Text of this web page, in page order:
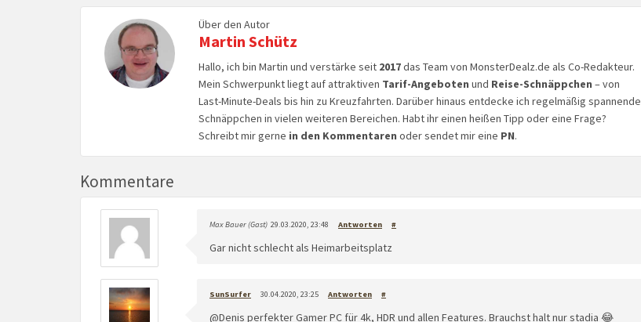
Über den Autor
Martin Schütz
Hallo, ich bin Martin und verstärke seit 2017das Team von MonsterDealz.de als Co-Redakteur.
Mein Schwerpunkt liegt auf attraktiven Tarif-Angeboten und Reise-Schnäppchen – von
Last-Minute-Deals bis hin zu Kreuzfahrten. Darüber hinaus entdecke ich regelmäßig spannende
Schnäppchen in vielen weiteren Bereichen. Habt ihr einen heißen Tipp oder eine Frage?
Schreibt mir gerne in den Kommentaren oder sendet mir eine PN.
Kommentare
Max Bauer (Gast) 29.03.2020, 23:48 Antworten #
Gar nicht schlecht als Heimarbeitsplatz
SunSurfer 30.04.2020, 23:25 Antworten #
@Denis perfekter Gamer PC für 4k, HDR und allen Features. Brauchst halt nur stadia 😂